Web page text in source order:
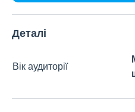
Деталі
Вік аудиторії